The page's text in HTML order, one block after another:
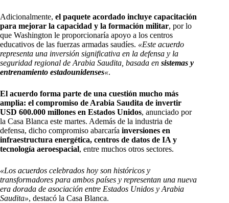
Adicionalmente, el paquete acordado incluye capacitación
para mejorar la capacidad y la formación militar, por lo
que Washington le proporcionaría apoyo a los centros
educativos de las fuerzas armadas saudíes. «Este acuerdo
representa una inversión significativa en la defensa y la
seguridad regional de Arabia Saudita, basada en sistemas y
entrenamiento estadounidenses«.
El acuerdo forma parte de una cuestión mucho más
amplia: el compromiso de Arabia Saudita de invertir
USD 600.000 millones en Estados Unidos, anunciado por
la Casa Blanca este martes. Además de la industria de
defensa, dicho compromiso abarcaría inversiones en
infraestructura energética, centros de datos de IA y
tecnología aeroespacial, entre muchos otros sectores.
«Los acuerdos celebrados hoy son históricos y
transformadores para ambos países y representan una nueva
era dorada de asociación entre Estados Unidos y Arabia
Saudita», destacó la Casa Blanca.